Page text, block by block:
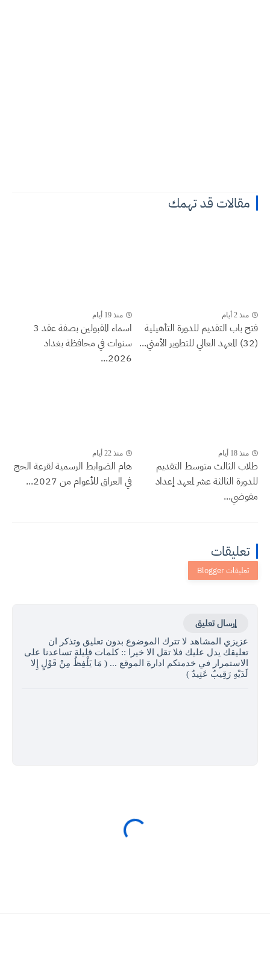
مقالات قد تهمك
منذ 2 أيام
فتح باب التقديم للدورة التأهيلية
(32) المعهد العالي للتطوير الأمني...
منذ 19 أيام
اسماء المقبولين بصفة عقد 3
سنوات في محافظة بغداد
2026...
منذ 18 أيام
طلاب الثالث متوسط التقديم
للدورة الثالثة عشر لمعهد إعداد
مفوضي...
منذ 22 أيام
هام الضوابط الرسمية لقرعة الحج
في العراق للأعوام من 2027...
تعليقات
إرسال تعليق
عزيزي المشاهد لا تترك الموضوع بدون تعليق وتذكر ان
تعليقك يدل عليك فلا تقل الا خيرا :: كلمات قليلة تساعدنا على
الاستمرار في خدمتكم ادارة الموقع ... ( مَا يَلْفِظُ مِنْ قَوْلٍ إِلا
لَدَيْهِ رَقِيبٌ عَتِيدٌ )